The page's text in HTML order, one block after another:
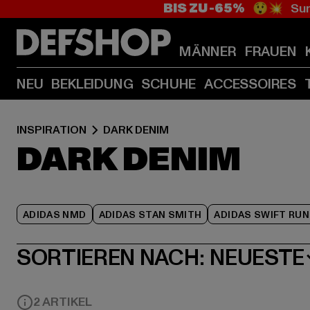
BIS ZU -65% 😲💥
MÄNNER FRAUEN
NEU BEKLEIDUNG SCHUHE ACCESSOIRES
INSPIRATION DARK DENIM
DARK DENIM
ADIDAS NMD ADIDAS STAN SMITH ADIDAS SWIFT RUN
SORTIEREN NACH: NEUESTE
2 ARTIKEL